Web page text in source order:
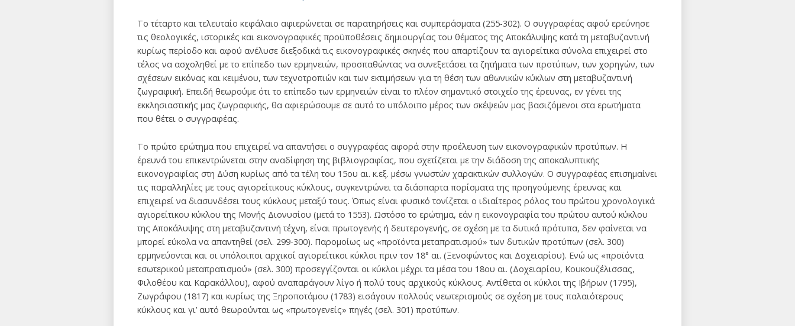
Το τέταρτο και τελευταίο κεφάλαιο αφιερώνεται σε παρατηρήσεις και συμπεράσματα (255-302). Ο συγγραφέας αφού ερεύνησε
τις θεολογικές, ιστορικές και εικονογραφικές προϋποθέσεις δημιουργίας του θέματος της Αποκάλυψης κατά τη μεταβυζαντινή
κυρίως περίοδο και αφού ανέλυσε διεξοδικά τις εικονογραφικές σκηνές που απαρτίζουν τα αγιορείτικα σύνολα επιχειρεί στο
τέλος να ασχοληθεί με το επίπεδο των ερμηνειών, προσπαθώντας να συνεξετάσει τα ζητήματα των προτύπων, των χορηγών, των
σχέσεων εικόνας και κειμένου, των τεχνοτροπιών και των εκτιμήσεων για τη θέση των αθωνικών κύκλων στη μεταβυζαντινή
ζωγραφική. Επειδή θεωρούμε ότι το επίπεδο των ερμηνειών είναι το πλέον σημαντικό στοιχείο της έρευνας, εν γένει της
εκκλησιαστικής μας ζωγραφικής, θα αφιερώσουμε σε αυτό το υπόλοιπο μέρος των σκέψεών μας βασιζόμενοι στα ερωτήματα
που θέτει ο συγγραφέας.
Το πρώτο ερώτημα που επιχειρεί να απαντήσει ο συγγραφέας αφορά στην προέλευση των εικονογραφικών προτύπων. Η
έρευνά του επικεντρώνεται στην αναδίφηση της βιβλιογραφίας, που σχετίζεται με την διάδοση της αποκαλυπτικής
εικονογραφίας στη Δύση κυρίως από τα τέλη του 15ου αι. κ.εξ. μέσω γνωστών χαρακτικών συλλογών. Ο συγγραφέας επισημαίνει
τις παραλληλίες με τους αγιορείτικους κύκλους, συγκεντρώνει τα διάσπαρτα πορίσματα της προηγούμενης έρευνας και
επιχειρεί να διασυνδέσει τους κύκλους μεταξύ τους. Όπως είναι φυσικό τονίζεται ο ιδιαίτερος ρόλος του πρώτου χρονολογικά
αγιορείτικου κύκλου της Μονής Διονυσίου (μετά το 1553). Ωστόσο το ερώτημα, εάν η εικονογραφία του πρώτου αυτού κύκλου
της Αποκάλυψης στη μεταβυζαντινή τέχνη, είναι πρωτογενής ή δευτερογενής, σε σχέση με τα δυτικά πρότυπα, δεν φαίνεται να
μπορεί εύκολα να απαντηθεί (σελ. 299-300). Παρομοίως ως «προϊόντα μεταπρατισμού» των δυτικών προτύπων (σελ. 300)
ερμηνεύονται και οι υπόλοιποι αρχικοί αγιορείτικοι κύκλοι πριν τον 18° αι. (Ξενοφώντος και Δοχειαρίου). Ενώ ως «προϊόντα
εσωτερικού μεταπρατισμού» (σελ. 300) προσεγγίζονται οι κύκλοι μέχρι τα μέσα του 18ου αι. (Δοχειαρίου, Κουκουζέλισσας,
Φιλοθέου και Καρακάλλου), αφού αναπαράγουν λίγο ή πολύ τους αρχικούς κύκλους. Αντίθετα οι κύκλοι της Ιβήρων (1795),
Ζωγράφου (1817) και κυρίως της Ξηροποτάμου (1783) εισάγουν πολλούς νεωτερισμούς σε σχέση με τους παλαιότερους
κύκλους και γι’ αυτό θεωρούνται ως «πρωτογενείς» πηγές (σελ. 301) προτύπων.